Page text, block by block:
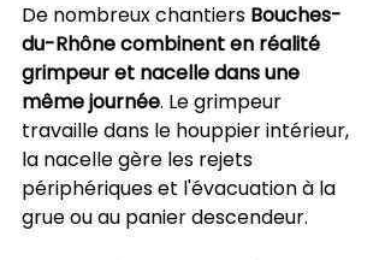
De nombreux chantiers Bouches-
du-Rhône combinent en réalité
grimpeur et nacelle dans une
même journée. Le grimpeur
travaille dans le houppier intérieur,
la nacelle gère les rejets
périphériques et l'évacuation à la
grue ou au panier descendeur.